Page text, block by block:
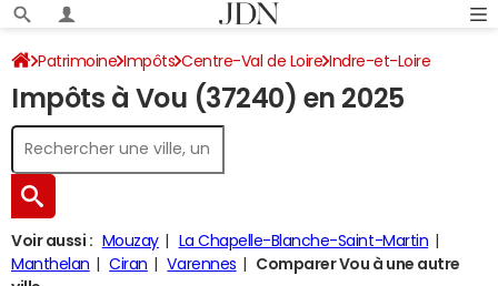
Patrimoine Impôts Centre-Val de Loire Indre-et-Loire
Vou Impôt sur le revenu
Impôts à Vou (37240) en 2025
Voir aussi : Mouzay
La Chapelle-Blanche-Saint-Martin
Manthelan
Ciran Varennes
Comparer Vou à une autre